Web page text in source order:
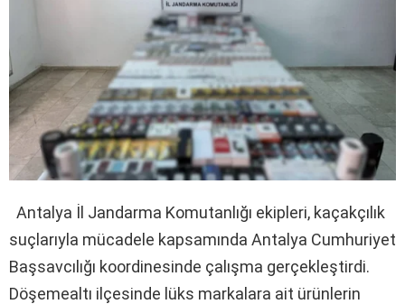
Antalya İl Jandarma Komutanlığı ekipleri, kaçakçılık
suçlarıyla mücadele kapsamında Antalya Cumhuriyet
Başsavcılığı koordinesinde çalışma gerçekleştirdi.
Döşemealtı ilçesinde lüks markalara ait ürünlerin